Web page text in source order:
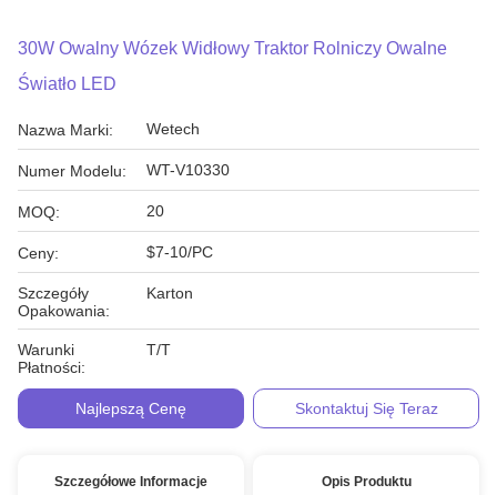
30W Owalny Wózek Widłowy Traktor Rolniczy Owalne
Światło LED
Nazwa Marki: Wetech
Numer Modelu: WT-V10330
MOQ: 20
Ceny: $7-10/PC
Szczegóły
Opakowania:
Karton
Warunki
Płatności:
T/T
Najlepszą Cenę Skontaktuj Się Teraz
Szczegółowe Informacje Opis Produktu